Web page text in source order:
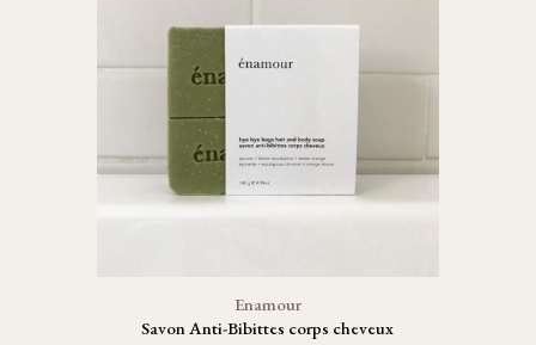
Enamour
Savon Anti-Bibittes corps cheveux